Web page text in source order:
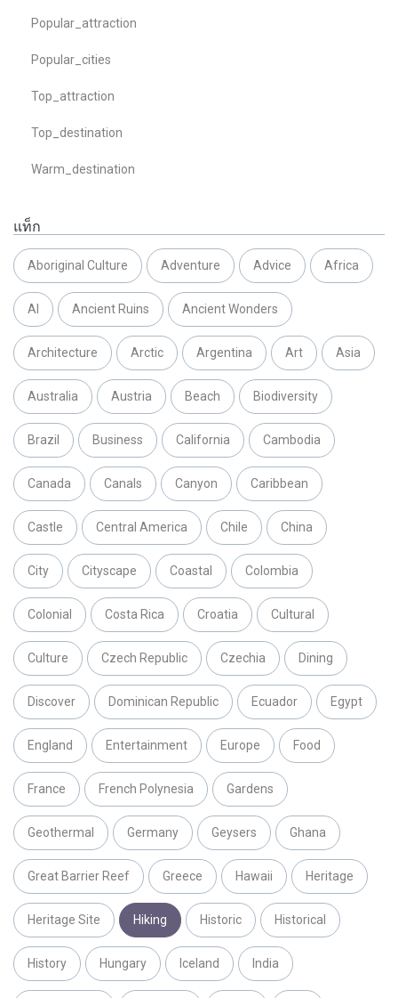
Popular_attraction
Popular_cities
Top_attraction
Top_destination
Warm_destination
แท็ก
Aboriginal Culture Adventure Advice Africa
AI Ancient Ruins Ancient Wonders
Architecture Arctic Argentina Art Asia
Australia Austria Beach Biodiversity
Brazil Business California Cambodia
Canada Canals Canyon Caribbean
Castle Central America Chile China
City Cityscape Coastal Colombia
Colonial Costa Rica Croatia Cultural
Culture Czech Republic Czechia Dining
Discover Dominican Republic Ecuador Egypt
England Entertainment Europe Food
France French Polynesia Gardens
Geothermal Germany Geysers Ghana
Great Barrier Reef Greece Hawaii Heritage
Heritage Site Hiking Historic Historical
History Hungary Iceland India